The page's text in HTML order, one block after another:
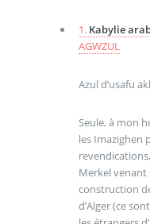
1. Kabylie
AGWZUL
Azul d’usafu
Seule, à mon
les Imazighen
Merkel venant
construction
d’Alger (ce